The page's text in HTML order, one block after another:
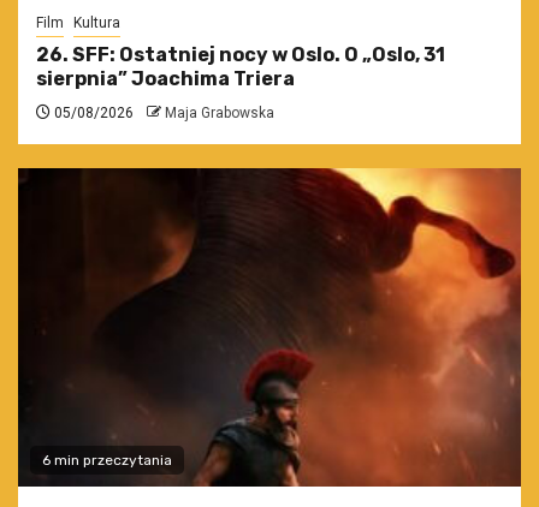
Film Kultura
26. SFF: Ostatniej nocy w Oslo. O „Oslo, 31
sierpnia” Joachima Triera
05/08/2026 Maja Grabowska
6 min przeczytania